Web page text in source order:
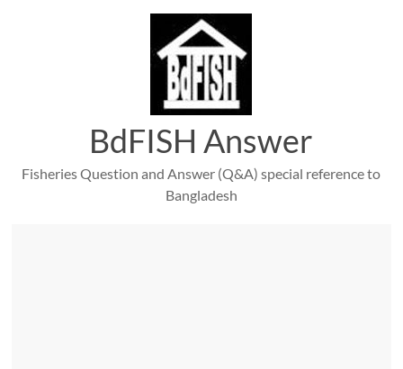
BdFISH Answer
Fisheries Question and Answer (Q&A) special reference to
Bangladesh